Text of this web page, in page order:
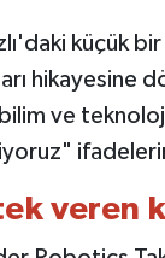
küçük
hikayesine
ve
veren